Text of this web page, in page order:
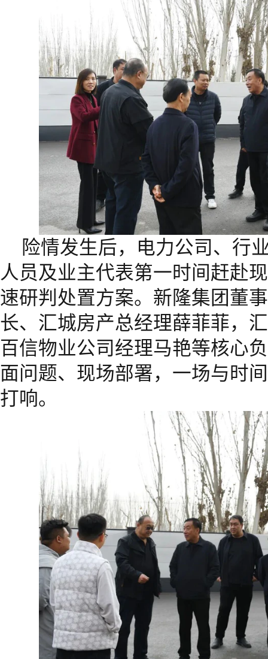
险情发生后，电力公司、行
人员及业主代表第一时间赶赴
速研判处置方案。新隆集团董
长、汇城房产总经理薛菲菲，
百信物业公司经理马艳等核心
面问题、现场部署，一场与时
打响。